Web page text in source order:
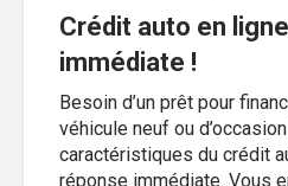
Crédit auto en
immédiate !
Besoin d’un prêt pour
véhicule neuf ou
caractéristiques du crédit
réponse immédiate. Vous